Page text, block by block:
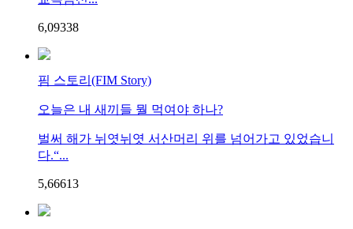
6,09338
핌 스토리(FIM Story)
오늘은 내 새끼들 뭘 먹여야 하나?
벌써 해가 뉘엿뉘엿 서산머리 위를 넘어가고 있었습니
다.“...
5,66613